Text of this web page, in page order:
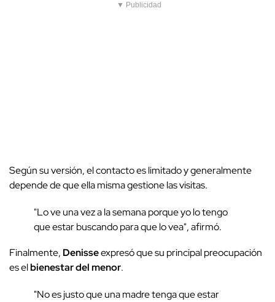
▼ Publicidad
Según su versión, el contacto es limitado y generalmente
depende de que ella misma gestione las visitas.
"Lo ve una vez a la semana porque yo lo tengo
que estar buscando para que lo vea", afirmó.
Finalmente, Denisseexpresó que su principal preocupación
es elbienestar del menor.
"No es justo que una madre tenga que estar